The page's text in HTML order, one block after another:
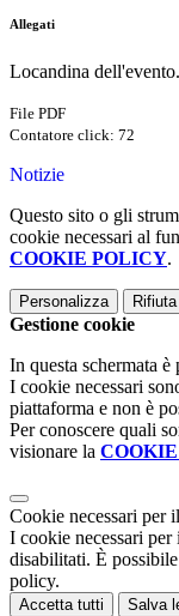
Allegati
Locandina
File PDF
Contatore click: 72
Notizie
Questo sito o gli
cookie necessari al
COOKIE POLICY.
Personalizza
Gestione cookie
In questa schermata
I cookie necessari
piattaforma e non è
Per conoscere quali
visionare la
Cookie necessari per
I cookie necessari per
disabilitati. È
policy.
Accetta tutti Salva